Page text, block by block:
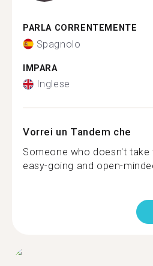
PARLA CORRENTEMENTE
Spagnolo
IMPARA
Inglese
Vorrei un Tandem che
Someone who doesn't take
easy-going and open-